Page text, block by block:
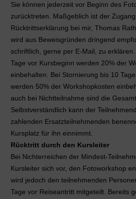
Sie können jederzeit vor Beginn des
zurücktreten. Maßgeblich ist der
Rücktrittserklärung bei mir, Thomas
wird aus Beweisgründen dringend
schriftlich, gerne per E-Mail, zu
Tage vor Kursbeginn werden 20% der
einbehalten. Bei Stornierung bis 10
werden 50% der Workshopkosten
auch bei Nichtteilnahme sind die
Selbstverständlich kann der
zahlenden Ersatzteilnehmenden
Kursplatz für ihn einnimmt.
Rücktritt durch den Kursleiter
Bei Nichterreichen der Mindest-
Kursleiter sich vor, den Fotoworkshop
wird jedoch den teilnehmenden
Tage vor Reiseantritt mitgeteilt. Bereits